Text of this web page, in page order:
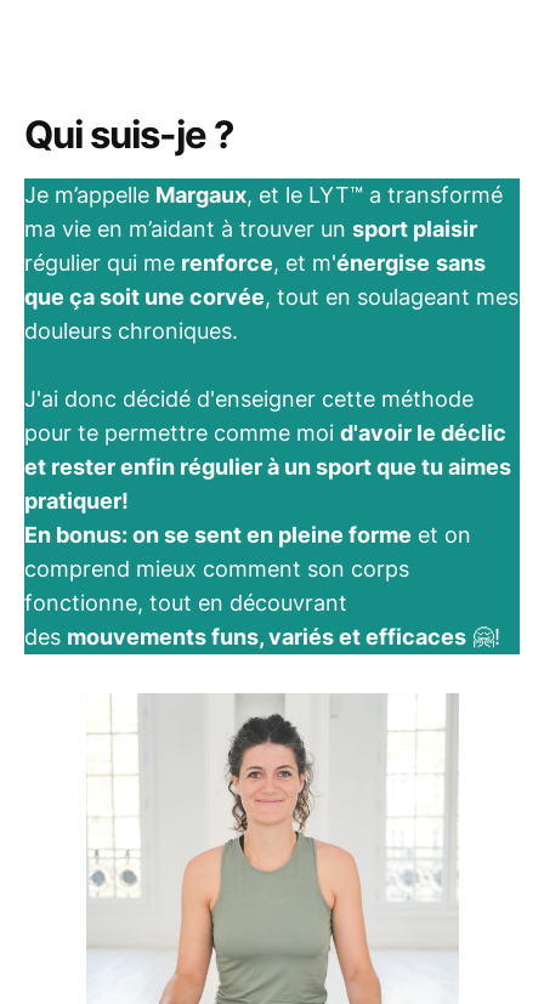
Qui suis-je ?
Je m’appelle Margaux, et le LYT™ a transformé
ma vie en m’aidant à trouver un sport plaisir
régulier qui me renforce, et m'énergise sans
que ça soit une corvée, tout en soulageant mes
douleurs chroniques.
J'ai donc décidé d'enseigner cette méthode
pour te permettre comme moi d'avoir le déclic
et rester enfin régulier à un sport que tu aimes
pratiquer!
En bonus: on se sent en pleine forme et on
comprend mieux comment son corps
fonctionne, tout en découvrant
des mouvements funs, variés et efficaces 🤗!